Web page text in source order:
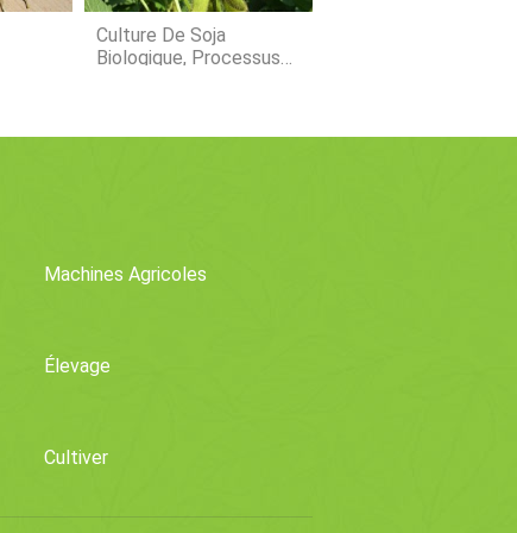
Culture De Soja
Biologique, Processus
Machines Agricoles
Élevage
Cultiver